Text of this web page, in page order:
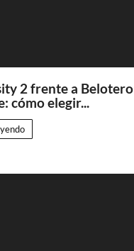
2 frente a Belotero
cómo elegir...